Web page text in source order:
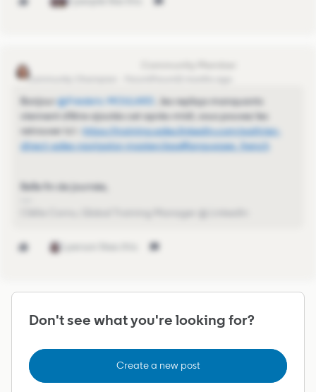
Clelie_LinkedIn Learning
Community Champion
Bonjour ​@Frédéric MOULARD
, les replays manquants
viennent d’être ajoutés cet après-midi, vous pouvez les
retrouver ici :
https://training.sales.linkedin.com/path/en-
direct-sales-navigator-masterclass#languages_french
Belle fin de journée,
1 person likes this
Don't see what you're looking for?
Create a new post